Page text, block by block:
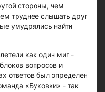
стороны, чем
труднее слышать друг
умудрялись найти
как один миг -
вопросов и
ответов был определен
«Буковки» - так